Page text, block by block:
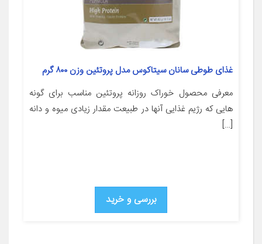
غذای طوطی سانان سیتاکوس مدل پروتئین وزن ۸۰۰ گرم
معرفی محصول خوراک روزانه پروتئین مناسب برای گونه
هایی که رژیم غذایی آنها در طبیعت مقدار زیادی میوه و دانه
[…]
بررسی و خرید